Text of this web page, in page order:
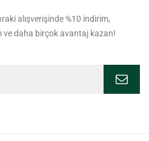
alışverişinde %10 indirim,
ve daha birçok avantaj kazan!